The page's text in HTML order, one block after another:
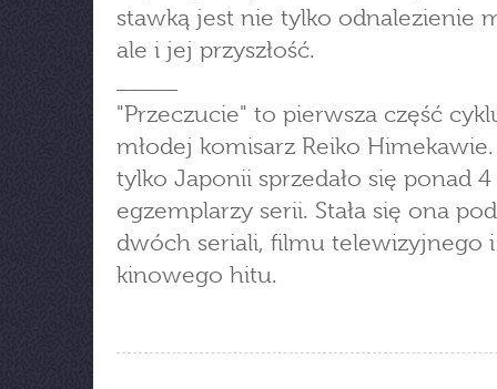
stawką jest nie tylko odnalezienie
ale i jej przyszłość.
"Przeczucie" to pierwsza część
młodej komisarz Reiko
tylko Japonii sprzedało się ponad
egzemplarzy serii. Stała się ona
dwóch seriali, filmu telewizyjnego i
kinowego hitu.